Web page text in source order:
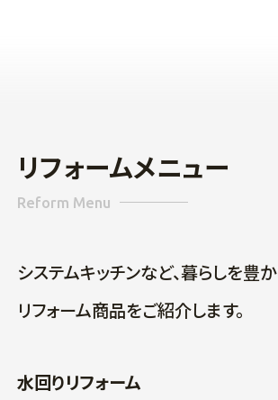
リフォームメニュー
Reform Menu
システムキッチンなど、暮らしを豊
リフォーム商品をご紹介します。
水回りリフォーム